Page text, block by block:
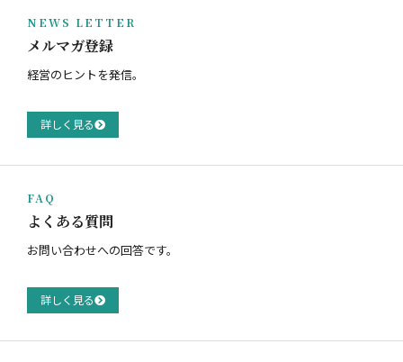
NEWS LETTER
メルマガ登録
経営のヒントを発信。
詳しく見る
FAQ
よくある質問
お問い合わせへの回答です。
詳しく見る